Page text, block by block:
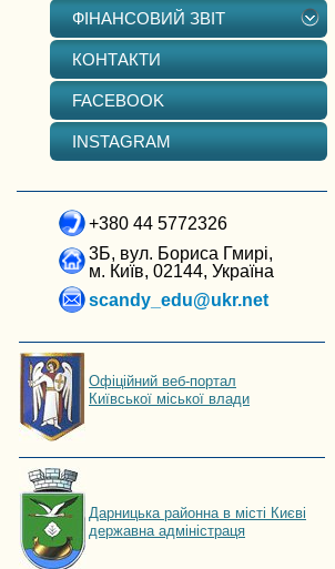
ФІНАНСОВИЙ ЗВІТ
КОНТАКТИ
FACEBOOK
INSTAGRAM
+380 44 5772326
3Б, вул. Бориса Гмирі,
м. Київ, 02144, Україна
scandy_edu@ukr.net
Офіційний веб-портал
Київської міської влади
Дарницька районна в місті Києві
державна адміністраця